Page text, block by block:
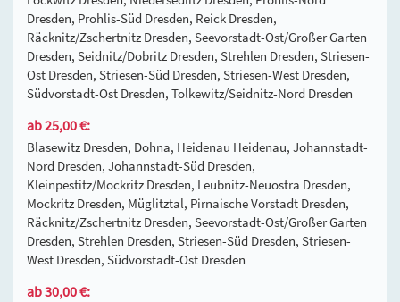
Dresden, Prohlis-Süd Dresden, Reick Dresden,
Räcknitz/Zschertnitz Dresden, Seevorstadt-Ost/Großer Garten
Dresden, Seidnitz/Dobritz Dresden, Strehlen Dresden, Striesen-
Ost Dresden, Striesen-Süd Dresden, Striesen-West Dresden,
Südvorstadt-Ost Dresden, Tolkewitz/Seidnitz-Nord Dresden
ab 25,00 €:
Blasewitz Dresden, Dohna, Heidenau Heidenau, Johannstadt-
Nord Dresden, Johannstadt-Süd Dresden,
Kleinpestitz/Mockritz Dresden, Leubnitz-Neuostra Dresden,
Mockritz Dresden, Müglitztal, Pirnaische Vorstadt Dresden,
Räcknitz/Zschertnitz Dresden, Seevorstadt-Ost/Großer Garten
Dresden, Strehlen Dresden, Striesen-Süd Dresden, Striesen-
West Dresden, Südvorstadt-Ost Dresden
ab 30,00 €: